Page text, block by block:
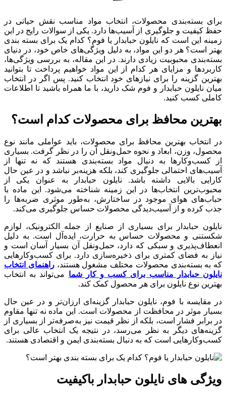
برای بسته‌بندی محصولات، انتخاب مواد مناسب نقش حیاتی در
حفظ کیفیت و جلوگیری از آسیب‌ها دارد. یکی از سوالات رایج در این
زمینه این است که نایلون حبابدار یا فوم؟ کدام ‌یک برای بسته‌ بندی
بهتر است؟ هر دو این مواد، به دلیل ویژگی‌های خاص خود، در دنیای
بسته‌بندی محبوبیت زیادی دارند. در این مقاله، به بررسی ویژگی‌ها،
کاربردها و مزایای هر کدام از این مواد خواهیم پرداخت تا بتوانید
بهترین گزینه را برای نیازهای خود انتخاب کنید. پس اگر در انتخاب
میان نایلون حبابدار و فوم شک دارید، با ما همراه باشید تا اطلاعات
کاملی کسب کنید.
بهترین محافظ برای محصولات کدام است؟
در انتخاب بهترین محافظ برای محصولات، باید عواملی مانند نوع
محصول، وزن، ابعاد و نحوه حمل‌ونقل آن را در نظر گرفت. بسیاری
از کسب‌وکارها به دنبال مواد بسته‌بندی هستند که نه تنها از
آسیب‌های احتمالی جلوگیری کند، بلکه هزینه‌بر نباشد و در عین حال
کارایی بالایی داشته باشد. نایلون حبابدار به عنوان یکی از
محبوب‌ترین انتخاب‌ها در این زمینه شناخته می‌شود. این ماده با
حباب‌های هوای موجود در ساختارش، به‌طور موثری ضربه‌ها را
جذب کرده و از آسیب‌دیدگی محصولات حساس جلوگیری می‌کند.
نایلون حبابدار برای بسیاری از صنایع از جمله الکترونیک، لوازم
شکستنی و محصولات حساس به حرارت، ایده‌آل است. به دلیل
انعطاف‌پذیری و سبکی که دارد، حمل‌ونقل آن بسیار آسان است و
نیاز به فضای کمتری برای ذخیره‌سازی دارد. برای کسب‌وکارهایی
که به بسته‌بندی محصولات مختلف مشغول هستند، راهنمای انتخاب
نایلون حبابدار مناسب برای کسب و کار شما می‌تواند به انتخاب
بهترین نوع نایلون برای هر محصول کمک کند.
در مقایسه با فوم، نایلون حبابدار گزینه‌ای ارزان‌تر و در عین حال
بسیار موثر در محافظت از محصولات است. این ماده نه تنها مقاوم
در برابر فشار است، بلکه از نظر قیمت نیز به‌صرفه‌تر از بسیاری از
گزینه‌های دیگر به نظر می‌رسد، در نتیجه یک انتخاب عالی برای
کسب‌وکارهایی است که به دنبال بسته‌بندی ایمن و اقتصادی هستند.
ویژگی های نایلون حبابدار باکیفیت